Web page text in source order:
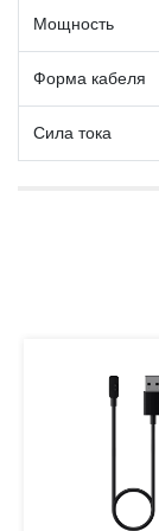
Мощность
Форма кабеля
Сила тока